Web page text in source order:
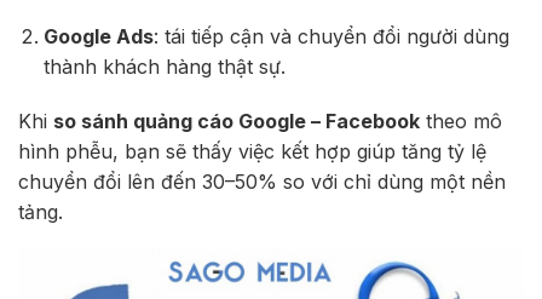
Google Ads: tái tiếp cận và chuyển đổi người dùng
thành khách hàng thật sự.
Khi so sánh quảng cáo Google – Facebook theo mô
hình phễu, bạn sẽ thấy việc kết hợp giúp tăng tỷ lệ
chuyển đổi lên đến 30–50% so với chỉ dùng một nền
tảng.